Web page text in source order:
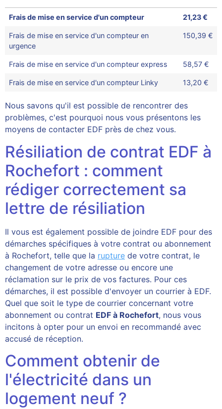
Frais de mise en service d'un compteur 21,23 €
Frais de mise en service d'un compteur en
urgence
150,39 €
Frais de mise en service d'un compteur express 58,57 €
Frais de mise en service d'un compteur Linky 13,20 €
Nous savons qu'il est possible de rencontrer des
problèmes, c'est pourquoi nous vous présentons les
moyens de contacter EDF près de chez vous.
Résiliation de contrat EDF à
Rochefort : comment
rédiger correctement sa
lettre de résiliation
Il vous est également possible de joindre EDF pour des
démarches spécifiques à votre contrat ou abonnement
à Rochefort, telle que la rupture de votre contrat, le
changement de votre adresse ou encore une
réclamation sur le prix de vos factures. Pour ces
démarches, il est possible d'envoyer un courrier à EDF.
Quel que soit le type de courrier concernant votre
abonnement ou contrat EDF à Rochefort, nous vous
incitons à opter pour un envoi en recommandé avec
accusé de réception.
Comment obtenir de
l'électricité dans un
logement neuf ?